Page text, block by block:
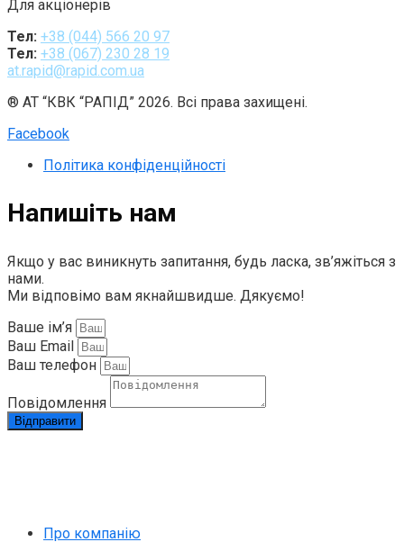
Для акціонерів
Тел: +38 (044) 566 20 97
Тел: +38 (067) 230 28 19
at.rapid@rapid.com.ua
® АТ “КВК “РАПІД” 2026. Всі права захищені.
Facebook
Політика конфіденційності
Напишіть нам
Якщо у вас виникнуть запитання, будь ласка, зв’яжіться з
нами.
Ми відповімо вам якнайшвидше. Дякуємо!
Ваше ім’я
Ваш Email
Ваш телефон
Повідомлення
Відправити
Про компанію